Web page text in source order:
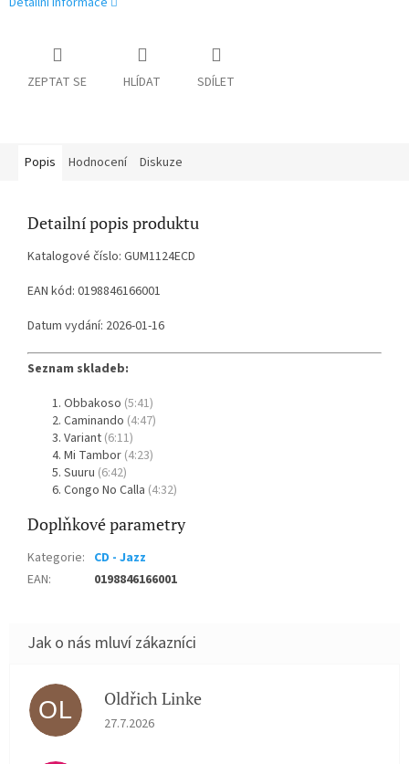
ZEPTAT SE HLÍDAT SDÍLET
Popis Hodnocení Diskuze
Detailní popis produktu
Katalogové číslo: GUM1124ECD
EAN kód: 0198846166001
Datum vydání: 2026-01-16
Seznam skladeb:
Obbakoso (5:41)
Caminando (4:47)
Variant (6:11)
Mi Tambor (4:23)
Suuru (6:42)
Congo No Calla (4:32)
Doplňkové parametry
Kategorie: CD - Jazz
EAN: 0198846166001
OL Oldřich Linke
Hodnocení obchodu je 5 z 5 hvězdiček.
27.7.2026